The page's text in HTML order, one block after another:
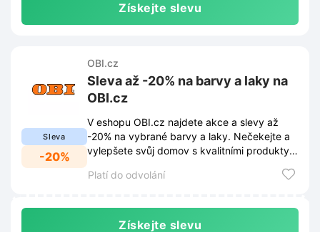
Získejte slevu
Sleva
-20%
OBI.cz
Sleva až -20% na barvy a laky na
OBI.cz
V eshopu OBI.cz najdete akce a slevy až
-20% na vybrané barvy a laky. Nečekejte a
vylepšete svůj domov s kvalitními produkty
Platí do odvolání
Získejte slevu